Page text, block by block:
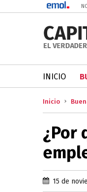
INICIO
Inicio
¿Por
15 de